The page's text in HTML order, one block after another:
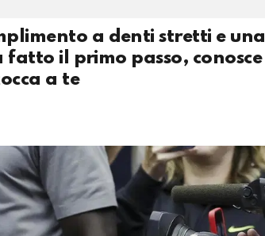
a denti stretti e una
il primo passo, conosce
a te